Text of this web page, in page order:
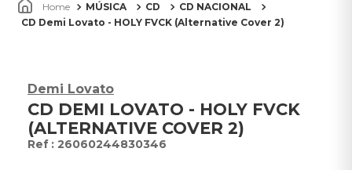
MÚSICA CD
CD NACIONAL
CD Demi Lovato - HOLY FVCK (Alternative Cover 2)
Demi Lovato
CD DEMI LOVATO - HOLY FVCK
(ALTERNATIVE COVER 2)
: 26060244830346